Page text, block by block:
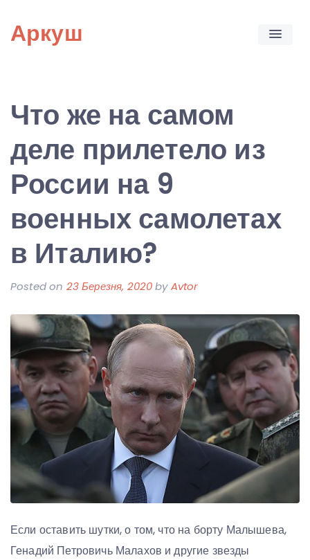
content
Аркуш
Что же на самом
деле прилетело из
России на 9
военных самолетах
в Италию?
Posted on 23 Березня, 2020byAvtor
Если оставить шутки, о том, что на борту Малышева,
Генадий Петровичь Малахов и другие звезды